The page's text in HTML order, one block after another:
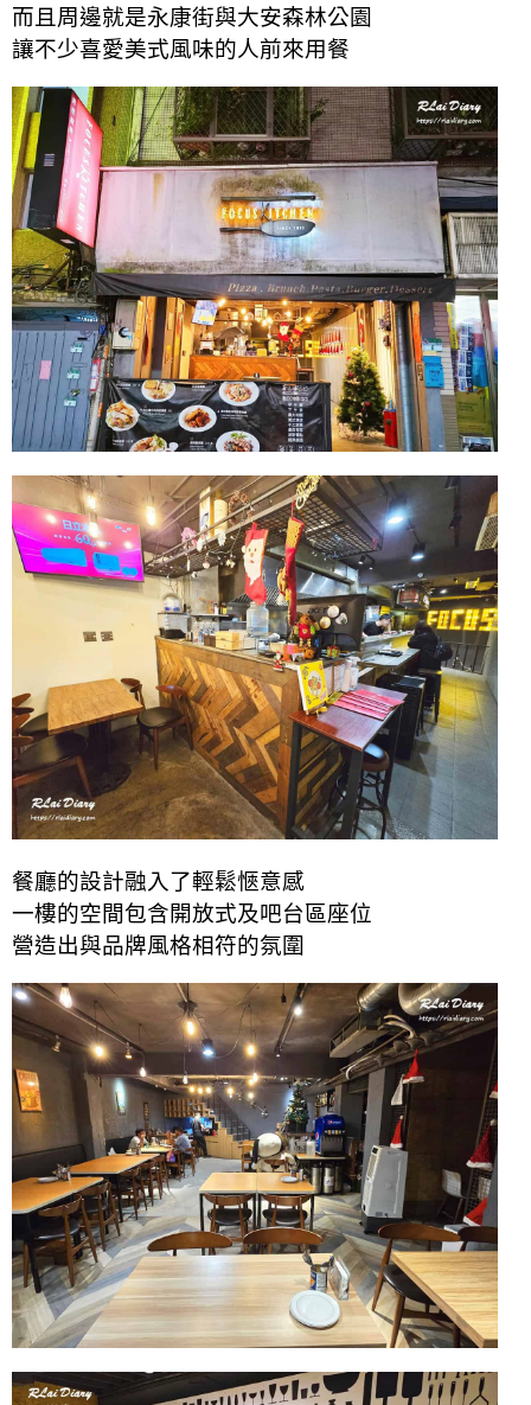
而且周邊就是永康街與大安森林公園
讓不少喜愛美式風味的人前來用餐
餐廳的設計融入了輕鬆愜意感
一樓的空間包含開放式及吧台區座位
營造出與品牌風格相符的氛圍